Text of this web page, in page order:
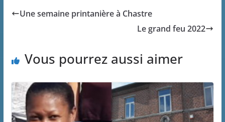
Une semaine printanière à Chastre
Le grand feu 2022
Vous pourrez aussi aimer